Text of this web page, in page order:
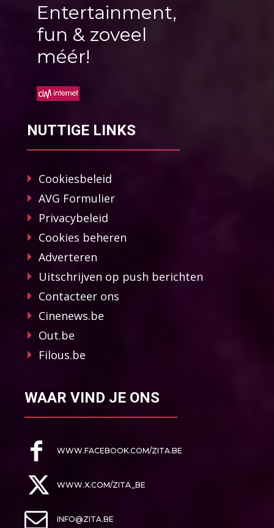
Entertainment,
fun & zoveel
méér!
NUTTIGE LINKS
Cookiesbeleid
AVG Formulier
Privacybeleid
Cookies beheren
Adverteren
Uitschrijven op push berichten
Contacteer ons
Cinenews.be
Out.be
Filous.be
WAAR VIND JE ONS
WWW.FACEBOOK.COM/ZITA.BE
WWW.X.COM/ZITA_BE
INFO@ZITA.BE